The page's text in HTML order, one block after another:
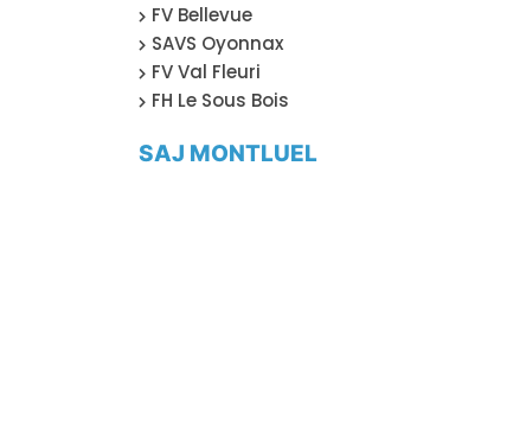
FV Bellevue
SAVS Oyonnax
FV Val Fleuri
FH Le Sous Bois
SAJ MONTLUEL